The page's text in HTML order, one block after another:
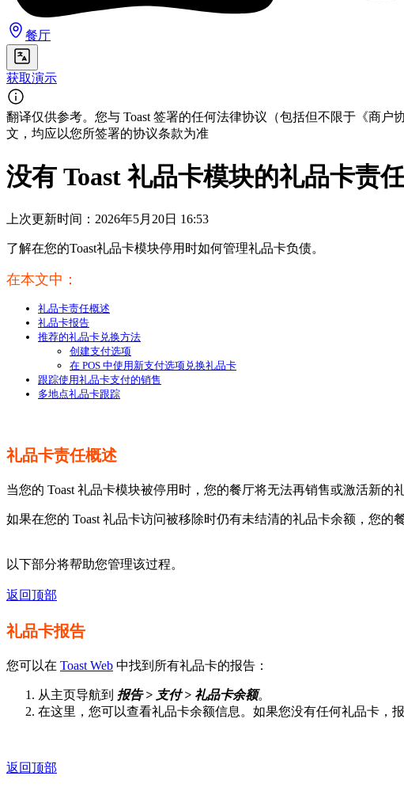
餐厅
获取演示
翻译仅供参考。您与 Toast 签署的任何法律协议（包括但不限于《商
文，均应以您所签署的协议条款为准
没有 Toast 礼品卡模块的礼品卡责
上次更新时间：2026年5月20日 16:53
了解在您的Toast礼品卡模块停用时如何管理礼品卡负债。
在本文中：
礼品卡责任概述
礼品卡报告
推荐的礼品卡兑换方法
创建支付选项
在 POS 中使用新支付选项兑换礼品卡
跟踪使用礼品卡支付的销售
多地点礼品卡跟踪
礼品卡责任概述
当您的 Toast 礼品卡模块被停用时，您的餐厅将无法再销售或激活新的
如果在您的 Toast 礼品卡访问被移除时仍有未结清的礼品卡余额，您
以下部分将帮助您管理该过程。
返回顶部
礼品卡报告
您可以在 Toast Web 中找到所有礼品卡的报告：
从主页导航到 报告 > 支付 > 礼品卡余额。
在这里，您可以查看礼品卡余额信息。如果您没有任何礼品卡，报
返回顶部